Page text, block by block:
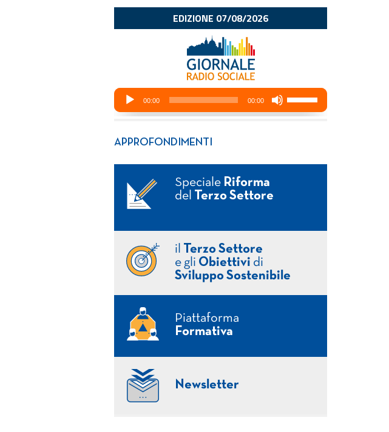
APPROFONDIMENTI
Speciale Riforma
del
Terzo Settore
il
Terzo Settore
e gli Obiettivi di
Sviluppo Sostenibile
Piattaforma
Formativa
Newsletter